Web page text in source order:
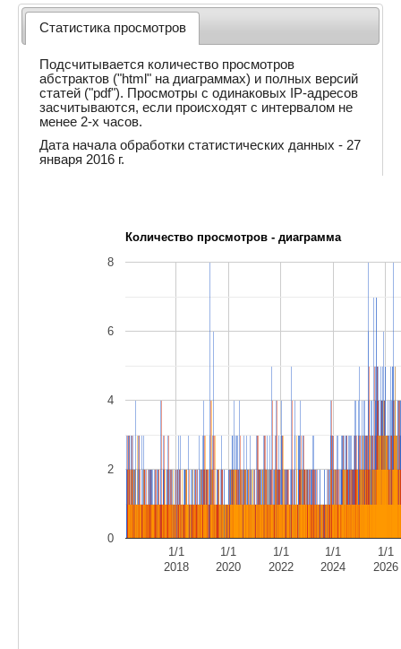
Статистика просмотров
Подсчитывается количество просмотров
абстрактов ("html" на диаграммах) и полных версий
статей ("pdf"). Просмотры с одинаковых IP-адресов
засчитываются, если происходят с интервалом не
менее 2-х часов.
Дата начала обработки статистических данных - 27
января 2016 г.
Количество просмотров - диаграмма
1/1
2018
1/1
2020
1/1
2022
1/1
2024
1/1
2026
0
2
4
6
8